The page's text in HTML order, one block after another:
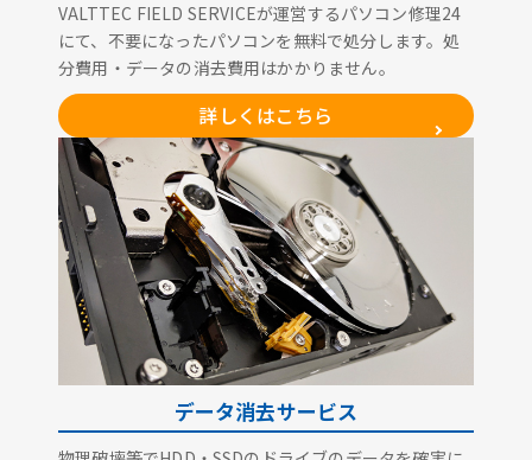
VALTTEC FIELD SERVICEが運営するパソコン修理24
にて、不要になったパソコンを無料で処分します。処
分費用・データの消去費用はかかりません。
詳しくはこちら
データ消去サービス